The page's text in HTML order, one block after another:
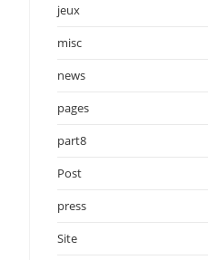
jeux
misc
news
pages
part8
Post
press
Site